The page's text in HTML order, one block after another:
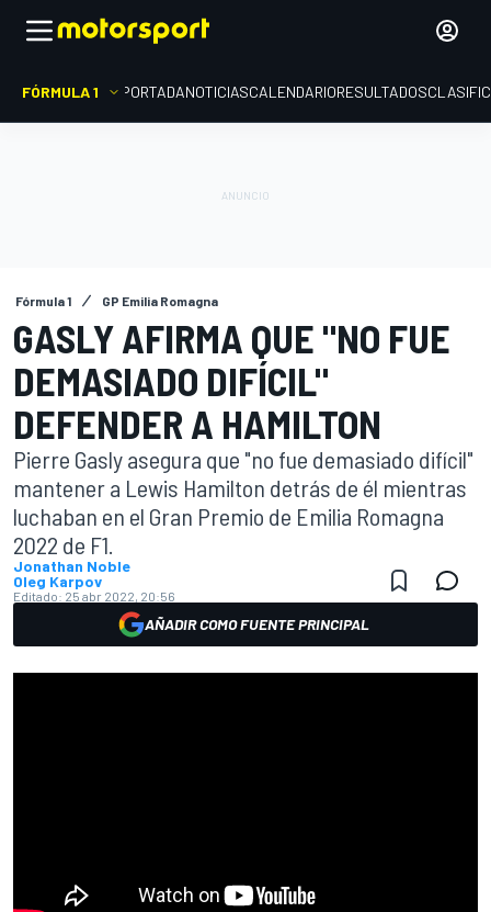
FÓRMULA 1 PORTADANOTICIASCALENDARIORESULTADOS
Fórmula 1 GP Emilia Romagna
GASLY AFIRMA QUE "NO FUE
DEMASIADO DIFÍCIL"
DEFENDER A HAMILTON
Pierre Gasly asegura que "no fue demasiado difícil"
mantener a Lewis Hamilton detrás de él mientras
luchaban en el Gran Premio de Emilia Romagna
2022 de F1.
Jonathan Noble
Oleg Karpov
Editado: 25 abr 2022, 20:56
AÑADIR COMO FUENTE PRINCIPAL